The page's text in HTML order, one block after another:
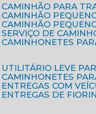
CAMINHÃO PARA
CAMINHÃO
CAMINHÃO
SERVIÇO DE
CAMINHONETES
UTILITÁRIO LEVE
CAMINHONETES
ENTREGAS COM
ENTREGAS DE